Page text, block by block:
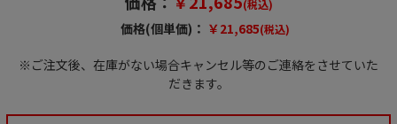
(税込)
価格(個単価)： ￥21,685(税込)
※ご注文後、在庫がない場合キャンセル等のご連絡をさせていた
だきます。